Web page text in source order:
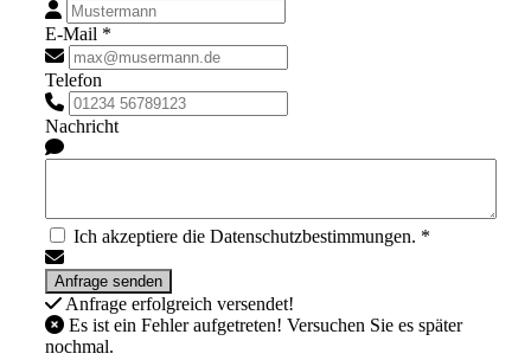
E-Mail *
Telefon
Nachricht
Ich akzeptiere die Datenschutzbestimmungen. *
Anfrage erfolgreich versendet!
Es ist ein Fehler aufgetreten! Versuchen Sie es später
nochmal.